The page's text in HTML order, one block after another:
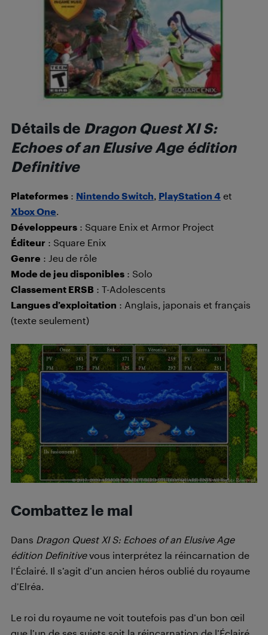
Détails de Dragon Quest XI S:
Echoes of an Elusive Age édition
Definitive
Plateformes : Nintendo Switch, PlayStation 4 et
Xbox One.
Développeurs : Square Enix et Armor Project
Éditeur : Square Enix
Genre : Jeu de rôle
Mode de jeu disponibles : Solo
Classement ERSB : T-Adolescents
Langues d’exploitation : Anglais, japonais et français
(texte seulement)
Combattez le mal
Dans Dragon Quest XI S: Echoes of an Elusive Age
édition Definitivevous interprétez la réincarnation de
l’Éclairé. Il s’agit d’un ancien héros oublié du royaume
d’Elréa.
Le roi du royaume ne voit toutefois pas d’un bon œil